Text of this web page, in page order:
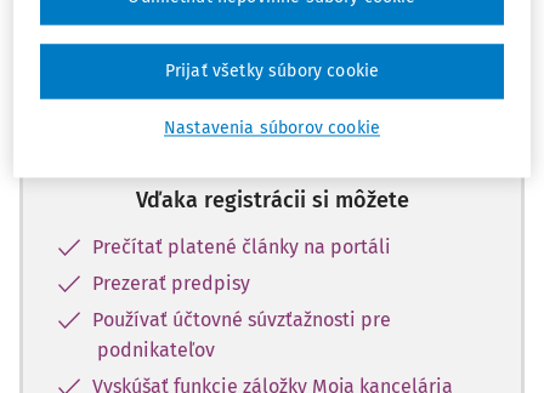
Zaregistrujte sa a získajte
zadarmo prístup k vybranému obsahu na
10 dní.
Vďaka registrácii si môžete
Prečítať platené články na portáli
Prezerať predpisy
Používať účtovné súvzťažnosti pre
podnikateľov
Vyskúšať funkcie záložky Moja kancelária
Nastavenia súborov cookie
Prijať všetky súbory cookie